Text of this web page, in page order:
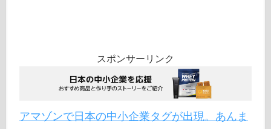
スポンサーリンク
アマゾンで日本の中小企業タグが出現。あんま